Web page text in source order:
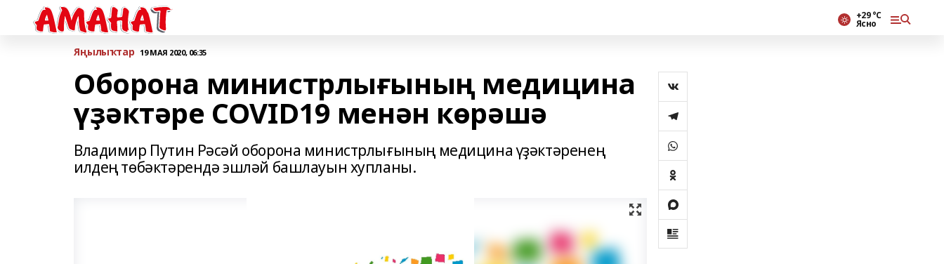
+29 °С
Ясно
Яңылыҡтар 19 МАЯ 2020, 06:35
Оборона министрлығының медицина
үҙәктәре COVID19 менән көрәшә
Владимир Путин Рәсәй оборона министрлығының медицина үҙәктәренең
илдең төбәктәрендә эшләй башлауын хупланы.